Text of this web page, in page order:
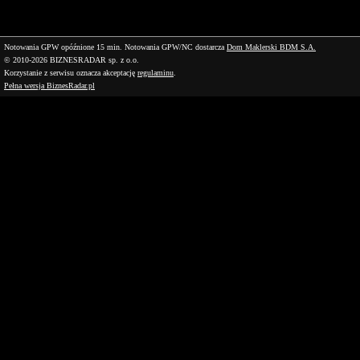
Notowania GPW opóźnione 15 min. Notowania GPW/NC dostarcza Dom Maklerski BDM S.A.
© 2010-2026 BIZNESRADAR sp. z o.o.
Korzystanie z serwisu oznacza akceptację regulaminu
Pełna wersja BiznesRadar.pl